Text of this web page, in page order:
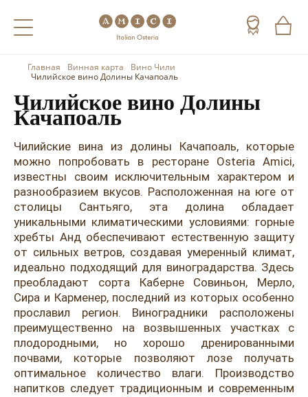
Назад
Холодные напитки
Кофе
Назад
Вино
Игристое вино
Портвейн
Херес
Красные вина
Белые вина
Розовые вина
Итальянские вина
Французские вина
Назад
Виски
Арманьяк
Текила
Мескаль
Кальвадос
Джин
Ром
Граппа
Водка
Главная Винная карта
Вино Чили
Чилийское вино Долины Качапоаль
Чилийское вино Долины
Качапоаль
Чилийские вина из долины Качапоаль, которые
можно попробовать в ресторане Osteria Amici,
известны своим исключительным характером и
разнообразием вкусов. Расположенная на юге от
столицы Сантьяго, эта долина обладает
уникальными климатическими условиями: горные
хребты Анд обеспечивают естественную защиту
от сильных ветров, создавая умеренный климат,
идеально подходящий для виноградарства. Здесь
преобладают сорта Каберне Совиньон, Мерло,
Сира и Карменер, последний из которых особенно
прославил регион. Виноградники расположены
преимущественно на возвышенных участках с
плодородными, но хорошо дренированными
почвами, которые позволяют лозе получать
оптимальное количество влаги. Производство
напитков следует традиционным и современным